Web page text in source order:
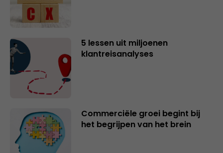
5 lessen uit miljoenen
klantreisanalyses
Commerciële groei begint bij
het begrijpen van het brein